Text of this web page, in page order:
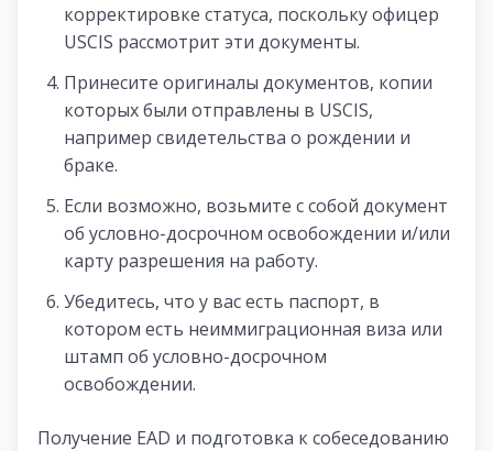
корректировке статуса, поскольку офицер
USCIS рассмотрит эти документы.
Принесите оригиналы документов, копии
которых были отправлены в USCIS,
например свидетельства о рождении и
браке.
Если возможно, возьмите с собой документ
об условно-досрочном освобождении и/или
карту разрешения на работу.
Убедитесь, что у вас есть паспорт, в
котором есть неиммиграционная виза или
штамп об условно-досрочном
освобождении.
Получение EAD и подготовка к собеседованию